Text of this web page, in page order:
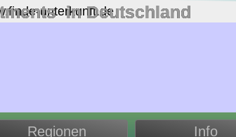
in Deutschland
Regionen Info